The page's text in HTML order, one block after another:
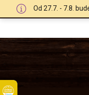
Od 27.7. - 7.8.